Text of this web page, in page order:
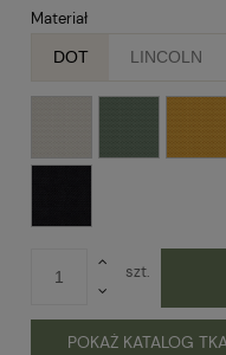
Materiał
DOT LINCOLN
szt.
POKAŻ KATALOG